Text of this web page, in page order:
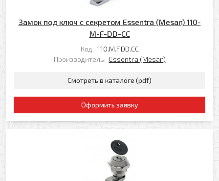
Замок под ключ с секретом Essentra (Mesan) 110-
M-F-DD-CC
Код: 110.M.F.DD.CC
Производитель: Essentra (Mesan)
Смотреть в каталоге (pdf)
Оформить заявку